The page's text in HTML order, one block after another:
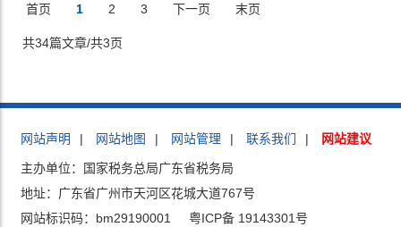
首页 1 2 3 下一页 末页
共34篇文章/共3页
网站声明 | 网站地图 | 网站管理 | 联系我们 | 网站建议
主办单位：国家税务总局广东省税务局
地址：广东省广州市天河区花城大道767号
网站标识码：bm29190001
粤ICP备 19143301号